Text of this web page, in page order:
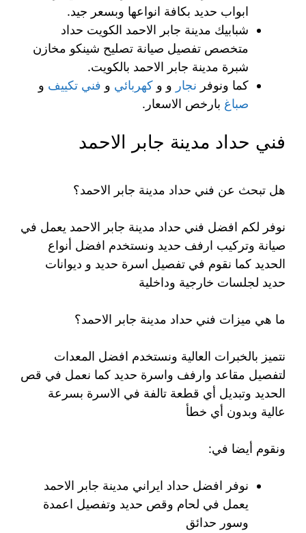
ابواب حديد بكافة انواعها وبسعر جيد.
شبابيك مدينة جابر الاحمد الكويت حداد
متخصص تفصيل صيانة تصليح شينكو مخازن
شبرة مدينة جابر الاحمد بالكويت.
كما ونوفر نجار و و كهربائي و فني تكييف و
صباغ بارخص الاسعار.
فني حداد مدينة جابر الاحمد
هل تبحث عن فني حداد مدينة جابر الاحمد؟
نوفر لكم افضل فني حداد مدينة جابر الاحمد يعمل في
صيانة وتركيب ارفف حديد ونستخدم افضل أنواع
الحديد كما نقوم في تفصيل اسرة حديد و ديوانات
حديد لجلسات خارجية وداخلية
ما هي ميزات فني حداد مدينة جابر الاحمد؟
نتميز بالخبرات العالية ونستخدم افضل المعدات
لتفصيل مقاعد وارفف واسرة حديد كما نعمل في قص
الحديد وتبديل أي قطعة تالفة في الاسرة بسرعة
عالية وبدون أي خطأ
ونقوم أيضا في:
نوفر افضل حداد ايراني مدينة جابر الاحمد
يعمل في لحام وقص حديد وتفصيل اعمدة
وسور حدائق